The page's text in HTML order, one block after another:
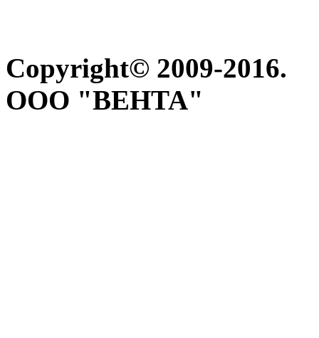
Copyright© 2009-2016.
ООО "ВЕНТА"